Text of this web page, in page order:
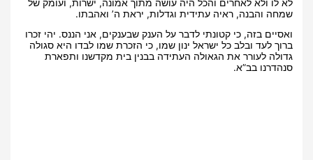
לא לו ולא לאחרים והכל היה עושה מתוך אמונה, ישרות, ועומק של
שמחה והבנה, ראיה עתידית וגדלות, יראת ה’ ואהבתו.
ואסיים בזה, כי קטונתי לדבר על הענק שבענקים, אני הננס. יהי זכרו
ברוך לעד ובלב כל ישראל ינון שמו, כי הזכרת שמו לבדו היא סגולה
גדולה לעורר את הגאולה העתידה בבנין בית מקדשנו ותפארת
סנהדרנו בב”א.